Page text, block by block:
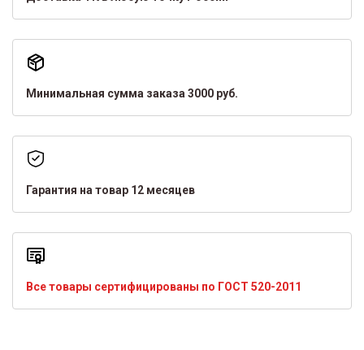
Минимальная сумма заказа 3000 руб.
Гарантия на товар 12 месяцев
Все товары сертифицированы по ГОСТ 520-2011